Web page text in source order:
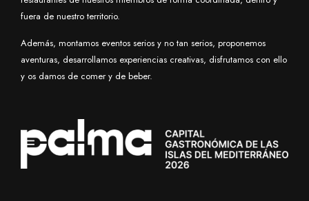
fuera de nuestro territorio.
Además, montamos eventos serios y no tan serios, proponemos
aventuras, desarrollamos experiencias creativas, disfrutamos con ello
y os damos de comer y de beber.